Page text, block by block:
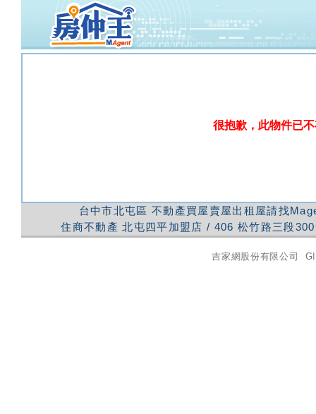
很抱歉，此物件已
台中市北屯區 不動產買屋賣屋出租屋請找
住商不動產 北屯四平加盟店 / 406 松竹路三段
吉家網股份有限公司